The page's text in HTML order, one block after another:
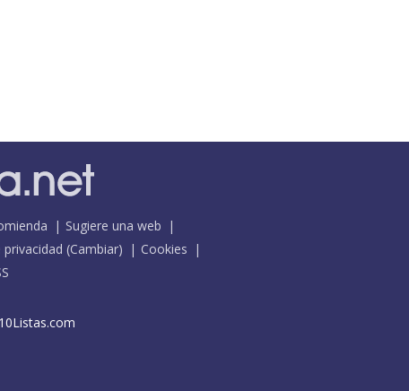
Sugiere una web
(Cambiar)
Cookies